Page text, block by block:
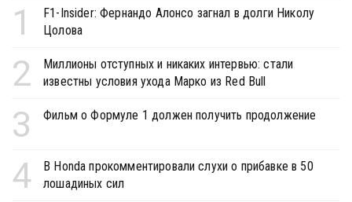
1
F1-Insider: Фернандо Алонсо загнал в долги Николу
Цолова
2
Миллионы отступных и никаких интервью: стали
известны условия ухода Марко из Red Bull
3 Фильм о Формуле 1 должен получить продолжение
4
В Honda прокомментировали слухи о прибавке в 50
лошадиных сил